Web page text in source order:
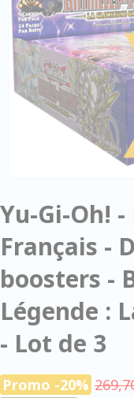
Yu-Gi-Oh!
Français -
boosters -
Légende :
- Lot de 3
Promo -20%